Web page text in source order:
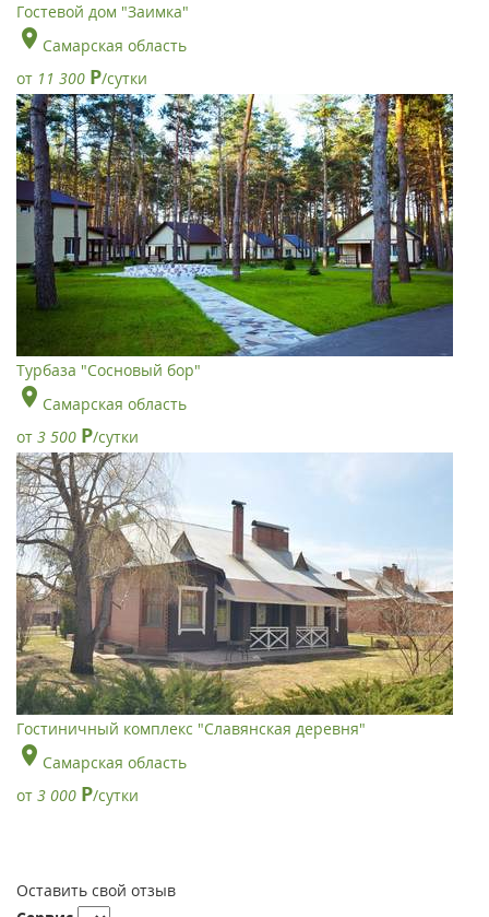
Гостевой дом "Заимка"
Самарская область
от 11 300 Р/сутки
Турбаза "Сосновый бор"
Самарская область
от 3 500 Р/сутки
Гостиничный комплекс "Славянская деревня"
Самарская область
от 3 000 Р/сутки
Оставить свой отзыв